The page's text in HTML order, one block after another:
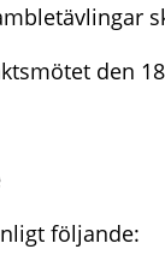
den
följande: